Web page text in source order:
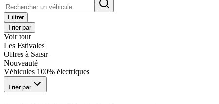
Filtrer
Trier par
Voir tout
Les Estivales
Offres à Saisir
Nouveauté
Véhicules 100% électriques
Trier par